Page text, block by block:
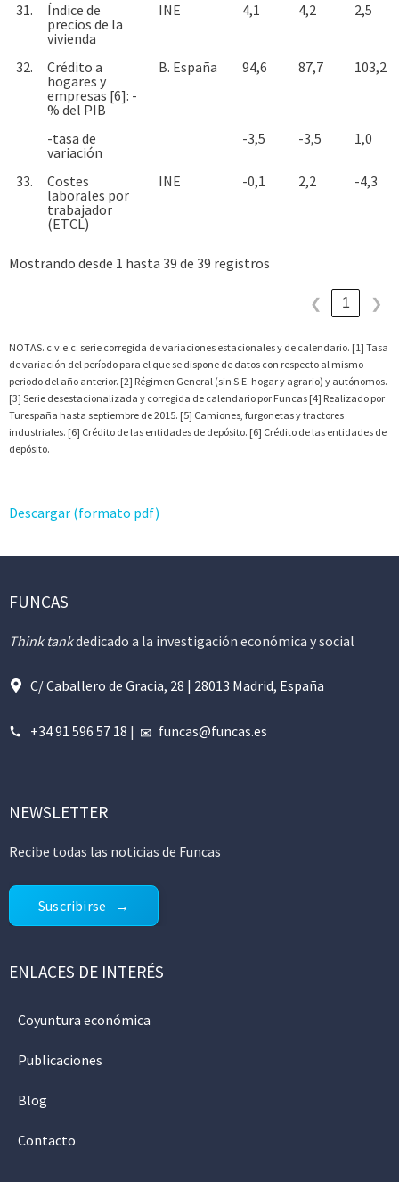
31.
Índice de
precios de la
vivienda
INE 4,1 4,2 2,5
32.
Crédito a
hogares y
empresas [6]: -
% del PIB
B. España 94,6 87,7 103,2
-tasa de
variación
-3,5 -3,5 1,0
33.
Costes
laborales por
trabajador
(ETCL)
INE -0,1 2,2 -4,3
Mostrando desde 1 hasta 39 de 39 registros
❮ 1 ❯
NOTAS. c.v.e.c: serie corregida de variaciones estacionales y de calendario. [1] Tasa
de variación del período para el que se dispone de datos con respecto al mismo
periodo del año anterior. [2] Régimen General (sin S.E. hogar y agrario) y autónomos.
[3] Serie desestacionalizada y corregida de calendario por Funcas [4] Realizado por
Turespaña hasta septiembre de 2015. [5] Camiones, furgonetas y tractores
industriales. [6] Crédito de las entidades de depósito. [6] Crédito de las entidades de
depósito.
Descargar (formato pdf)
FUNCAS
Think tankdedicado a la investigación económica y social
C/ Caballero de Gracia, 28 | 28013 Madrid, España
+34 91 596 57 18 | funcas@funcas.es
NEWSLETTER
Recibe todas las noticias de Funcas
Suscribirse
ENLACES DE INTERÉS
Coyuntura económica
Publicaciones
Blog
Contacto